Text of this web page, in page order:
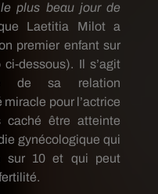
plus beau jour de
Laetitia Milot
a
premier enfant sur
ci-dessous). Il s’agit
de sa relation
miracle pour l’actrice
caché être atteinte
gynécologique qui
sur 10 et qui peut